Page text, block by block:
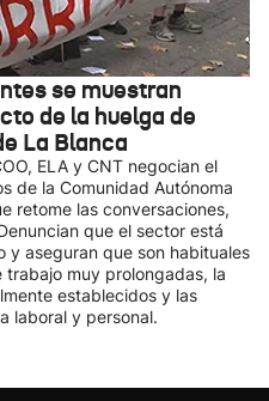
se muestran
de la huelga de
La Blanca
ELA y CNT negocian el
de la Comunidad Autónoma
retome las conversaciones,
que el sector está
y aseguran que son habituales
muy prolongadas, la
establecidos y las
laboral y personal.